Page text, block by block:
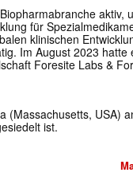
aktiv,
für
klinischen
Im August 2023
Foresite Labs &
(Massachusetts, USA)
ist.